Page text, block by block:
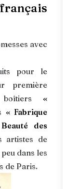
avec
pour le
première
«
« Fabrique
des
artistes de
dans les
de Paris.